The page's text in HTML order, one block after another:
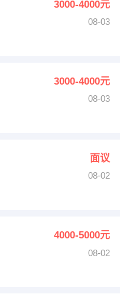
3000-4000元
08-03
3000-4000元
08-03
面议
08-02
4000-5000元
08-02